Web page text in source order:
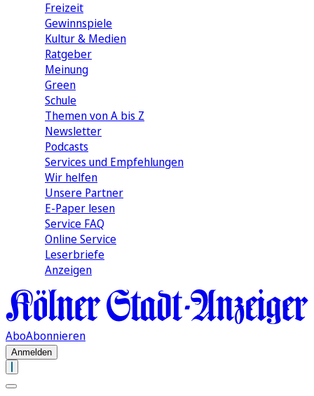
Freizeit
Gewinnspiele
Kultur & Medien
Ratgeber
Meinung
Green
Schule
Themen von A bis Z
Newsletter
Podcasts
Services und Empfehlungen
Wir helfen
Unsere Partner
E-Paper lesen
Service FAQ
Online Service
Leserbriefe
Anzeigen
AboAbonnieren
Anmelden